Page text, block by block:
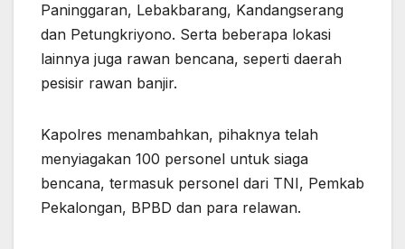
Paninggaran, Lebakbarang, Kandangserang
dan Petungkriyono. Serta beberapa lokasi
lainnya juga rawan bencana, seperti daerah
pesisir rawan banjir.
Kapolres menambahkan, pihaknya telah
menyiagakan 100 personel untuk siaga
bencana, termasuk personel dari TNI, Pemkab
Pekalongan, BPBD dan para relawan.